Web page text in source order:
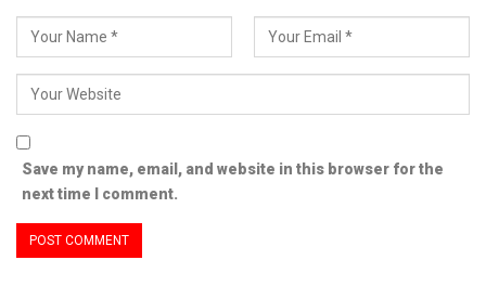
Save my name, email, and website in this browser for the
next time I comment.